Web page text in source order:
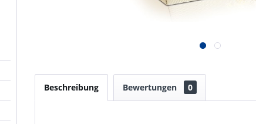
Beschreibung Bewertungen 0